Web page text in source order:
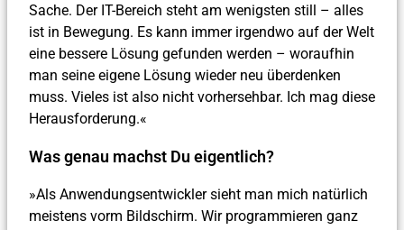
Sache. Der IT-Bereich steht am wenigsten still – alles
ist in Bewegung. Es kann immer irgendwo auf der Welt
eine bessere Lösung gefunden werden – woraufhin
man seine eigene Lösung wieder neu überdenken
muss. Vieles ist also nicht vorhersehbar. Ich mag diese
Herausforderung.«
Was genau machst Du eigentlich?
»Als Anwendungsentwickler sieht man mich natürlich
meistens vorm Bildschirm. Wir programmieren ganz